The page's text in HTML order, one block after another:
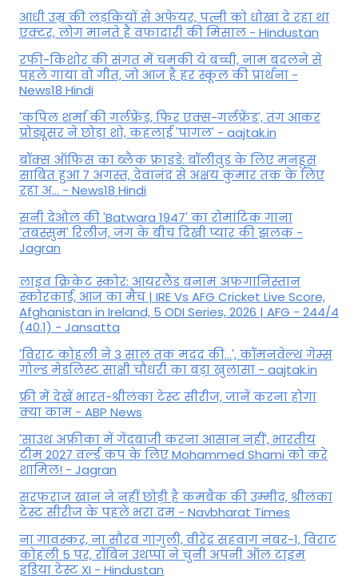
आधी उम्र की लड़कियों से अफेयर, पत्नी को धोखा दे रहा था
एक्टर, लोग मानते हैं वफादारी की मिसाल - Hindustan
रफी-किशोर की संगत में चमकी ये बच्ची, नाम बदलने से
पहले गाया वो गीत, जो आज है हर स्कूल की प्रार्थना -
News18 Hindi
'कपिल शर्मा की गर्लफ्रेंड, फिर एक्स-गर्लफ्रेंड', तंग आकर
प्रोड्यूसर ने छोड़ा शो, कहलाई 'पागल' - aajtak.in
बॉक्स ऑफिस का ब्लैक फ्राइडे: बॉलीवुड के लिए मनहूस
साबित हुआ 7 अगस्त, देवानंद से अक्षय कुमार तक के लिए
रहा अ... - News18 Hindi
सनी देओल की 'Batwara 1947' का रोमांटिक गाना
'तबस्सुम' रिलीज, जंग के बीच दिखी प्यार की झलक -
Jagran
लाइव क्रिकेट स्कोर: आयरलैंड बनाम अफगानिस्तान
स्कोरकार्ड, आज का मैच | IRE Vs AFG Cricket Live Score,
Afghanistan in Ireland, 5 ODI Series, 2026 | AFG - 244/4
(40.1) - Jansatta
'विराट कोहली ने 3 साल तक मदद की...', कॉमनवेल्थ गेम्स
गोल्ड मेडलिस्ट साक्षी चौधरी का बड़ा खुलासा - aajtak.in
फ्री में देखें भारत-श्रीलंका टेस्ट सीरीज, जानें करना होगा
क्या काम - ABP News
'साउथ अफ्रीका में गेंदबाजी करना आसान नहीं', भारतीय
टीम 2027 वर्ल्‍ड कप के लिए Mohammed Shami को करे
शामिल! - Jagran
सरफराज खान ने नहीं छोड़ी है कमबैक की उम्मीद, श्रीलंका
टेस्ट सीरीज के पहले भरा दम - Navbharat Times
ना गावस्कर, ना सौरव गांगुली, वीरेंद्र सहवाग नंबर-1, विराट
कोहली 5 पर, रॉबिन उथप्पा ने चुनी अपनी ऑल टाइम
इंडिया टेस्ट XI - Hindustan